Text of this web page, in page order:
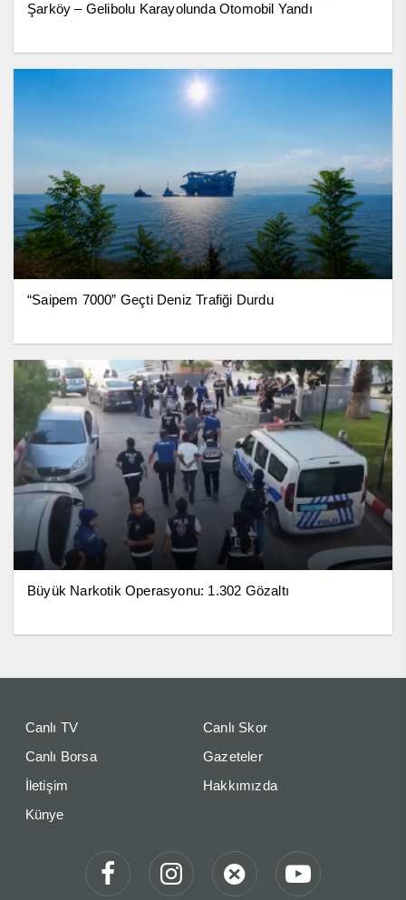
Şarköy – Gelibolu Karayolunda Otomobil Yandı
“Saipem 7000” Geçti Deniz Trafiği Durdu
Büyük Narkotik Operasyonu: 1.302 Gözaltı
Canlı TV
Canlı Skor
Canlı Borsa
Gazeteler
İletişim
Hakkımızda
Künye